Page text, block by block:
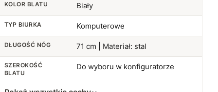
100 cm +40 zł
101 cm
102 cm
64 cm +90 zł
65 cm
66 cm
KOLOR BLATU Biały
TYP BIURKA Komputerowe
DŁUGOŚĆ NÓG 71 cm | Materiał: stal
SZEROKOŚĆ
BLATU
Do wyboru w konfiguratorze